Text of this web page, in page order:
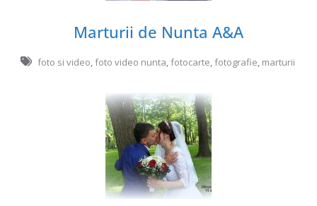
Marturii de Nunta A&A
foto si video,foto video nunta,fotocarte,fotografie, marturii